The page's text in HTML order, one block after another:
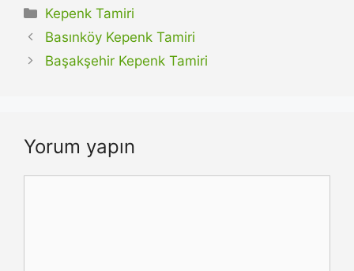
Kategoriler
Kepenk Tamiri
Basınköy Kepenk Tamiri
Başakşehir Kepenk Tamiri
Yorum yapın